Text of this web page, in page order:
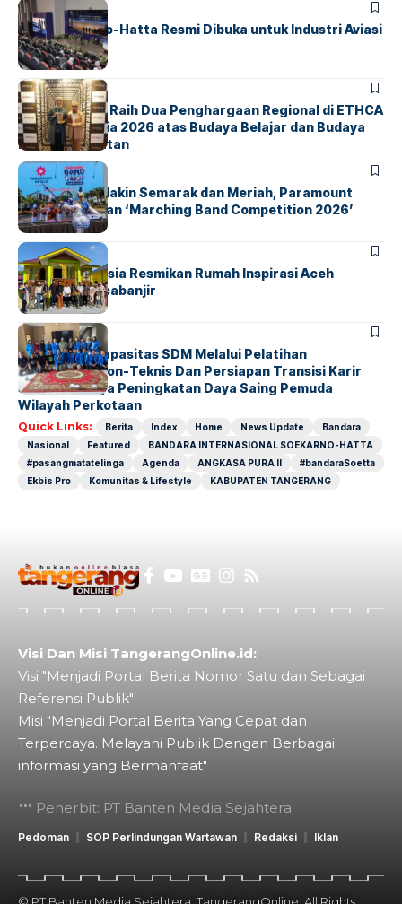
BANDARA BERITA
IALC Soekarno-Hatta Resmi Dibuka untuk Industri Aviasi
Dunia
BERITA
ParagonCorp Raih Dua Penghargaan Regional di ETHCA
Southeast Asia 2026 atas Budaya Belajar dan Budaya
Kebermanfaatan
BERITA INDEX
Akhir Pekan Makin Semarak dan Meriah, Paramount
Petals Hadirkan ‘Marching Band Competition 2026’
BERITAHOME
AirNav Indonesia Resmikan Rumah Inspirasi Aceh
Tamiang Pascabanjir
BERITAINDEX
Penguatan Kapasitas SDM Melalui Pelatihan
Kompetensi Non-Teknis Dan Persiapan Transisi Karir
Sebagai Upaya Peningkatan Daya Saing Pemuda
Wilayah Perkotaan
Quick Links: Berita Index Home News Update
Bandara
Nasional
Featured
BANDARA INTERNASIONAL SOEKARNO-HATTA
#pasangmatatelinga
Agenda ANGKASA PURA II
#bandaraSoetta
Ekbis Pro
Komunitas & Lifestyle KABUPATEN TANGERANG
Visi Dan Misi TangerangOnline.id:
Visi "Menjadi Portal Berita Nomor Satu dan Sebagai
Referensi Publik"
Misi "Menjadi Portal Berita Yang Cepat dan
Terpercaya. Melayani Publik Dengan Berbagai
informasi yang Bermanfaat"
Penerbit: PT Banten Media Sejahtera
Pedoman SOP Perlindungan Wartawan Redaksi Iklan